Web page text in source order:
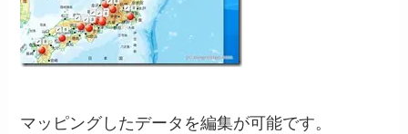
マッピングしたデータを編集が可能です。